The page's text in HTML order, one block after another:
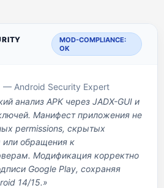
MOD-COMPLIANCE:
OK
— Android Security Expert
анализ APK через JADX-GUI и
Манифест приложения не
permissions, скрытых
или обращения к
Модификация корректно
Google Play, сохраняя
14/15.»